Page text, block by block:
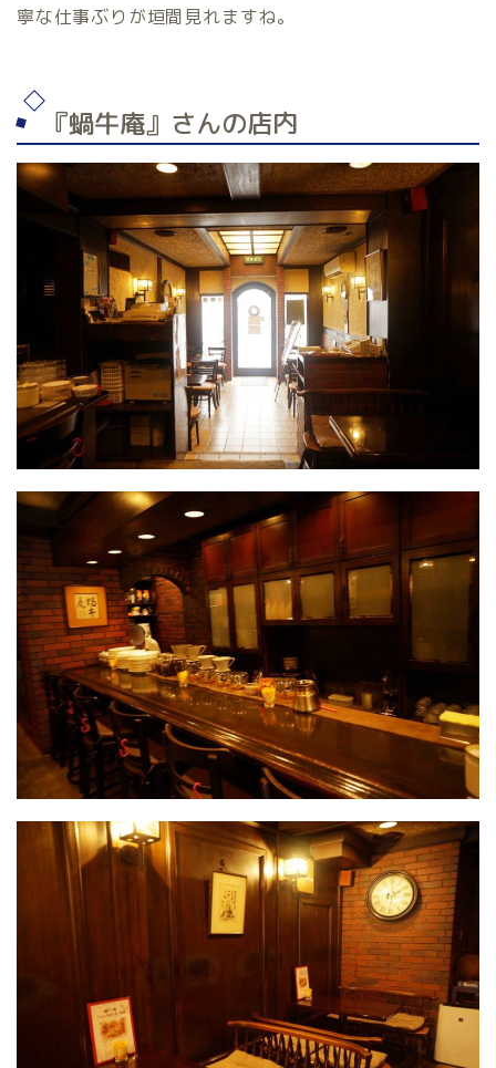
寧な仕事ぶりが垣間見れますね。
『蝸牛庵』さんの店内